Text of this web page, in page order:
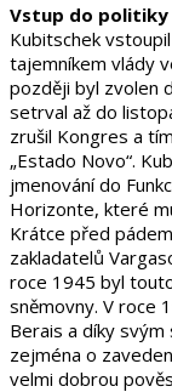
Vstup do politiky
Kubitschek
tajemníkem vlády
později byl zvolen
setrval až do
zrušil Kongres a
„Estado Novo“.
jmenování do
Horizonte, které
Krátce před
zakladatelů
roce 1945 byl
sněmovny. V roce
Berais a díky
zejména o
velmi dobrou